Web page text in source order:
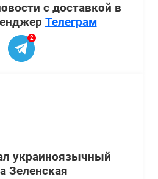
с доставкой в
Телеграм
2
украиноязычный
Зеленская